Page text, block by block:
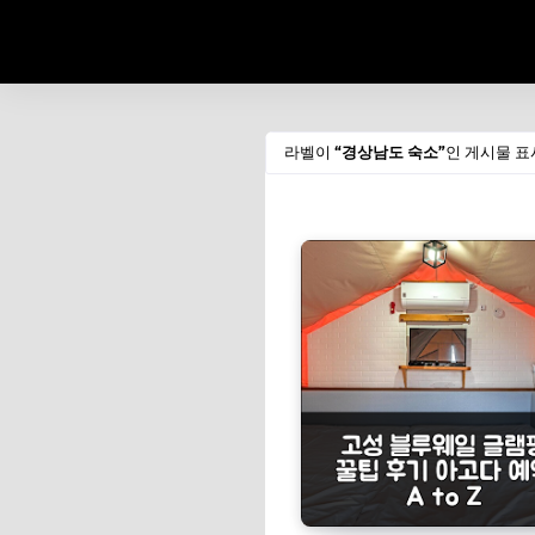
라벨이 경상남도 숙소 인 게시물 표